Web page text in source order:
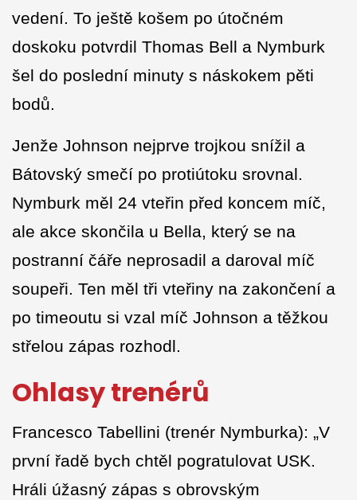
vedení. To ještě košem po útočném
doskoku potvrdil Thomas Bell a Nymburk
šel do poslední minuty s náskokem pěti
bodů.
Jenže Johnson nejprve trojkou snížil a
Bátovský smečí po protiútoku srovnal.
Nymburk měl 24 vteřin před koncem míč,
ale akce skončila u Bella, který se na
postranní čáře neprosadil a daroval míč
soupeři. Ten měl tři vteřiny na zakončení a
po timeoutu si vzal míč Johnson a těžkou
střelou zápas rozhodl.
Ohlasy trenérů
Francesco Tabellini (trenér Nymburka): „V
první řadě bych chtěl pogratulovat USK.
Hráli úžasný zápas s obrovským